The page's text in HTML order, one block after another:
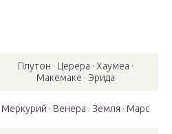
Плутон · Церера · Хаумеа ·
Макемаке · Эрида
Меркурий · Венера · Земля · Марс